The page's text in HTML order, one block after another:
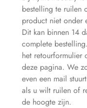
bestelling te ruilen
product niet onder
Dit kan binnen 14
complete
het retourformulier
deze pagina. We
even een mail
als u wilt ruilen of
de hoogte zijn.